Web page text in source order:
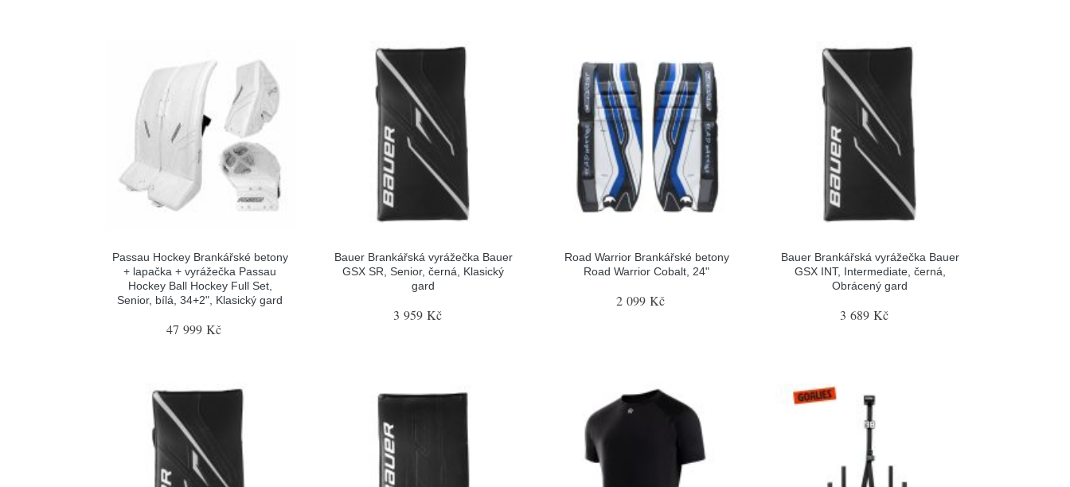
Passau Hockey Brankářské betony
+ lapačka + vyrážečka Passau
Hockey Ball Hockey Full Set,
Senior, bílá, 34+2", Klasický gard
47 999 Kč
Bauer Brankářská vyrážečka Bauer
GSX SR, Senior, černá, Klasický
gard
3 959 Kč
Road Warrior Brankářské betony
Road Warrior Cobalt, 24"
2 099 Kč
Bauer Brankářská vyrážečka Bauer
GSX INT, Intermediate, černá,
Obrácený gard
3 689 Kč